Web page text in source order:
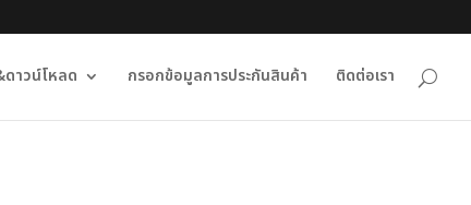
าวน์โหลด กรอกข้อมูลการประกันสินค้า ติดต่อเรา